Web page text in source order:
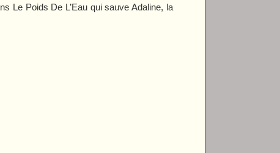
Le Poids De L’Eau qui sauve Adaline, la